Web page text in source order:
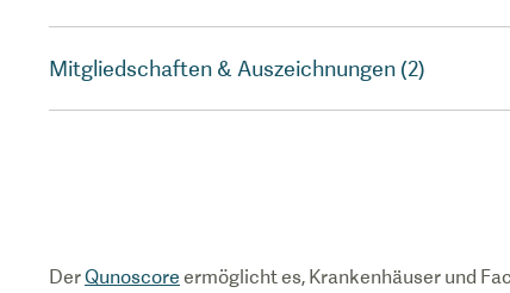
Mitgliedschaften & Auszeichnungen (2)
DerQunoscore ermöglicht es, Krankenhäuser und